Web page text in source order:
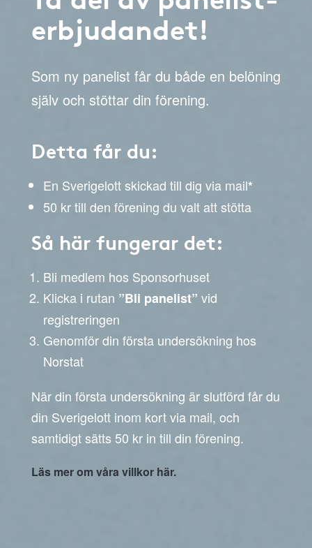
erbjudandet!
Som ny panelist får du både en belöning
själv och stöttar din förening.
Detta får du:
En Sverigelott skickad till dig via mail*
50 kr till den förening du valt att stötta
Så här fungerar det:
Bli medlem hos Sponsorhuset
Klicka i rutan ”Bli panelist” vid
registreringen
Genomför din första undersökning hos
Norstat
När din första undersökning är slutförd får du
din Sverigelott inom kort via mail, och
samtidigt sätts 50 kr in till din förening.
Läs mer om våra villkor här.